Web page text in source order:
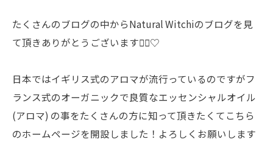
たくさんのブログの中からNatural Witchiのブログを見
て頂きありがとうございます🧙‍♀️♡
日本ではイギリス式のアロマが流行っているのですがフ
ランス式のオーガニックで良質なエッセンシャルオイル
(アロマ) の事をたくさんの方に知って頂きたくてこちら
のホームページを開設しました！よろしくお願いします